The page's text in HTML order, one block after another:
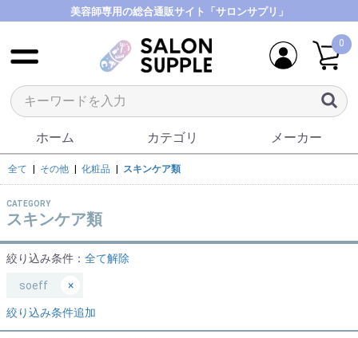
美容師専用の総合通販サイト「サロンサプリ」
0
ホーム カテゴリ メーカー
全て その他 化粧品 スキンケア類
CATEGORY
スキンケア類
絞り込み条件： 全て解除
soeff ×
絞り込み条件追加